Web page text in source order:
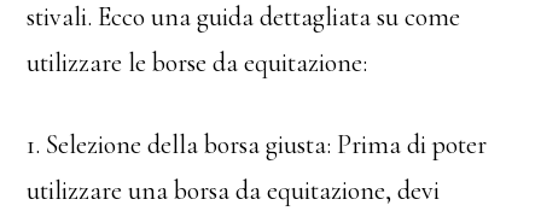
stivali. Ecco una guida dettagliata su come
utilizzare le borse da equitazione:
1. Selezione della borsa giusta: Prima di poter
utilizzare una borsa da equitazione, devi